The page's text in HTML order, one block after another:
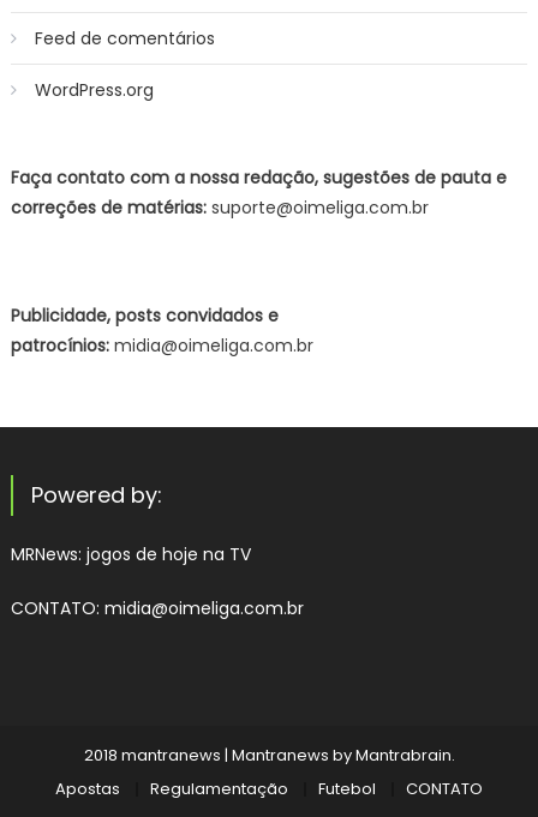
Feed de comentários
WordPress.org
Faça contato com a nossa redação, sugestões de pauta e
correções de matérias:suporte@oimeliga.com.br
Publicidade, posts convidados e
patrocínios:midia@oimeliga.com.br
Powered by:
MRNews: jogos de hoje na TV
CONTATO: midia@oimeliga.com.br
2018 mantranews | Mantranews byMantrabrain.
Apostas
Regulamentação Futebol CONTATO